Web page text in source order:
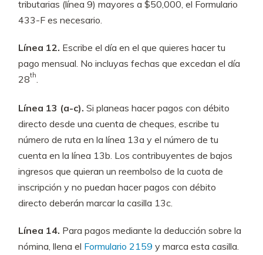
tributarias (línea 9) mayores a $50,000, el Formulario
433-F es necesario.
Línea 12. Escribe el día en el que quieres hacer tu
pago mensual. No incluyas fechas que excedan el día
28th
Línea 13 (a-c). Si planeas hacer pagos con débito
directo desde una cuenta de cheques, escribe tu
número de ruta en la línea 13a y el número de tu
cuenta en la línea 13b. Los contribuyentes de bajos
ingresos que quieran un reembolso de la cuota de
inscripción y no puedan hacer pagos con débito
directo deberán marcar la casilla 13c.
Línea 14. Para pagos mediante la deducción sobre la
nómina, llena el Formulario 2159 y marca esta casilla.